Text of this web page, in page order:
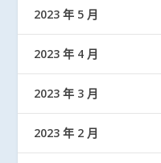
2023 年 5 月
2023 年 4 月
2023 年 3 月
2023 年 2 月